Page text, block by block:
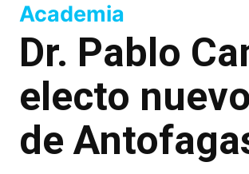
Academia
Dr. Pablo
electo
de